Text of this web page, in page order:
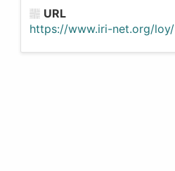
URL
https://www.iri-net.org/loy/